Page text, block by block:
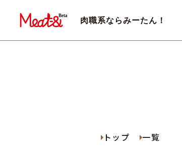
肉職系ならみーたん！
トップ 一覧